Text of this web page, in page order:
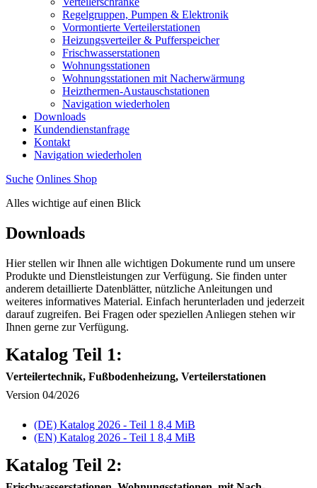
Regelgruppen, Pumpen & Elektronik
Vormontierte Verteilerstationen
Heizungsverteiler & Pufferspeicher
Frischwasserstationen
Wohnungsstationen
Wohnungsstationen mit Nacherwärmung
Heizthermen-Austauschstationen
Navigation wiederholen
Downloads
Kundendienstanfrage
Kontakt
Navigation wiederholen
Suche Onlines Shop
Alles wichtige auf einen Blick
Downloads
Hier stellen wir Ihnen alle wichtigen Dokumente rund um unsere
Produkte und Dienst­leistungen zur Verfügung. Sie finden unter
anderem detaillierte Daten­blätter, nützliche An­leitungen und
weiteres informatives Material. Einfach herunter­laden und jeder­zeit
darauf zu­greifen. Bei Fragen oder speziellen An­liegen stehen wir
Ihnen gerne zur Verfügung.
Katalog Teil 1:
Verteiler­technik, Fuß­boden­heizung, Verteiler­stationen
Version 04/2026
(DE) Katalog 2026 - Teil 1 8,4 MiB
(EN) Katalog 2026 - Teil 1 8,4 MiB
Katalog Teil 2: